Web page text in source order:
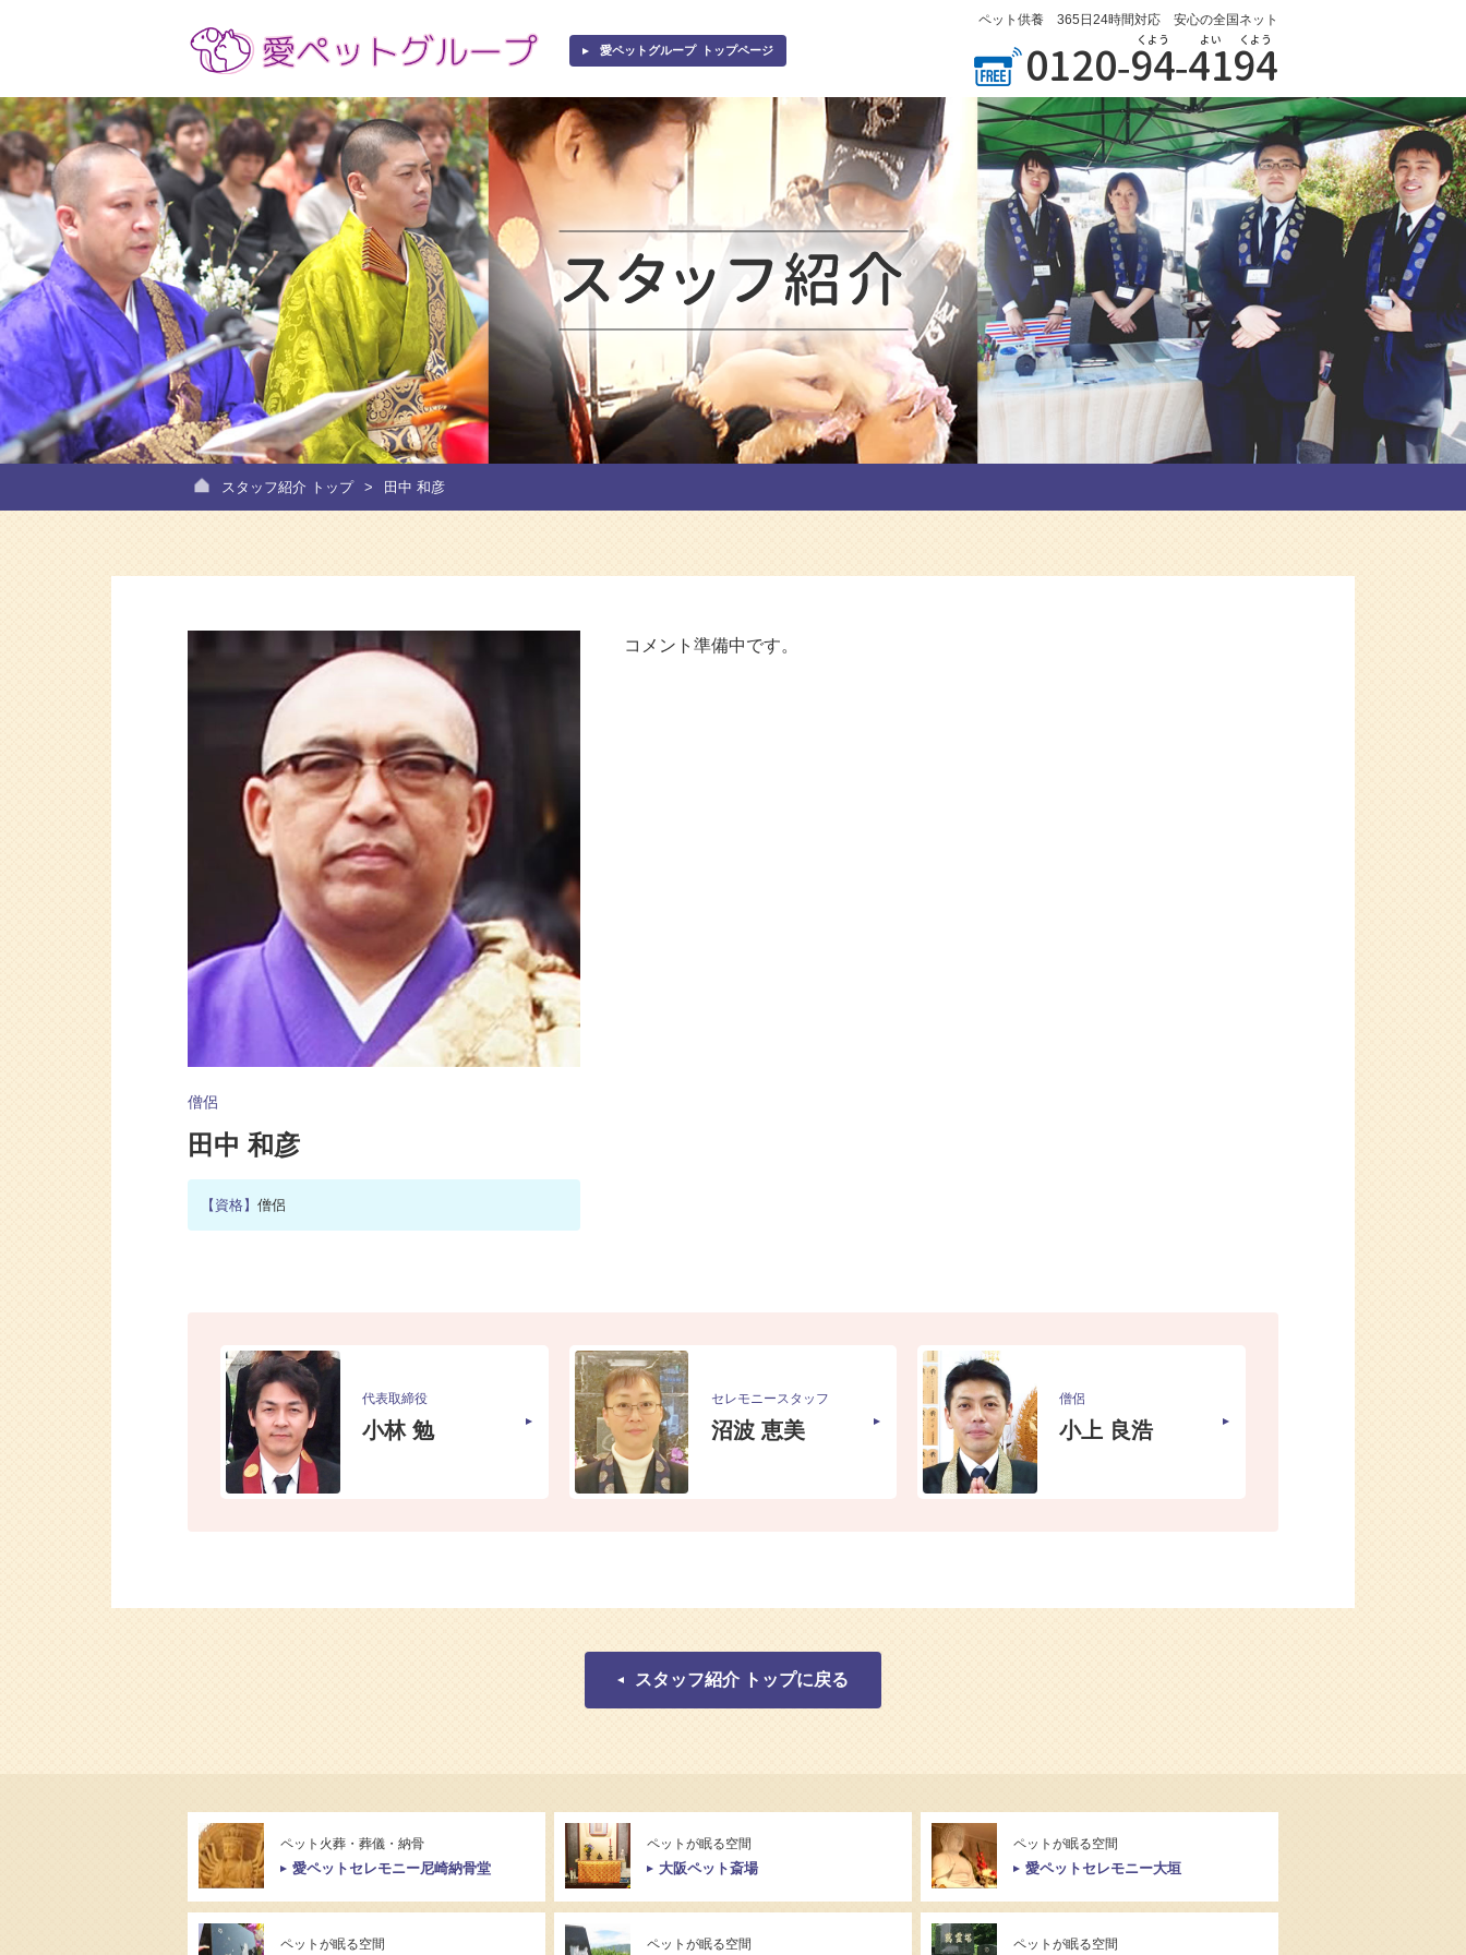
愛ペットグループ トップページ
ペット供養 365日24時間対応 安心の全国ネット
0120-94
くよう -41
よい 94
くよう
スタッフ紹介 トップ 田中 和彦
僧侶
田中 和彦
【資格】 僧侶
コメント準備中です。
代表取締役
小林 勉
セレモニースタッフ
沼波 恵美
僧侶
小上 良浩
スタッフ紹介 トップに戻る
ペット火葬・葬儀・納骨
愛ペットセレモニー尼崎納骨堂
ペットが眠る空間
大阪ペット斎場
ペットが眠る空間
愛ペットセレモニー大垣
ペットが眠る空間 ペットが眠る空間 ペットが眠る空間